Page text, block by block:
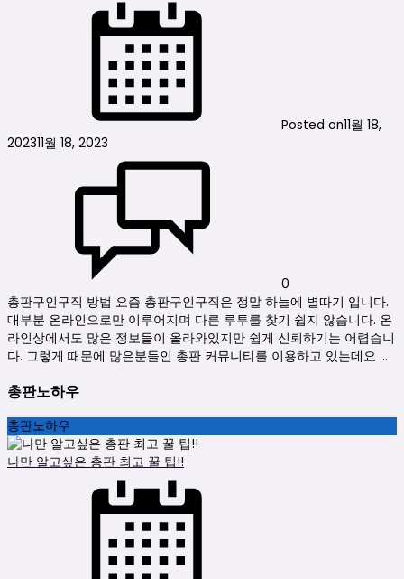
Posted on11월 18,
202311월 18, 2023
0
총판구인구직 방법 요즘 총판구인구직은 정말 하늘에 별따기 입니다.
대부분 온라인으로만 이루어지며 다른 루투를 찾기 쉽지 않습니다. 온
라인상에서도 많은 정보들이 올라와있지만 쉽게 신뢰하기는 어렵습니
다. 그렇게 때문에 많은분들인 총판 커뮤니티를 이용하고 있는데요 ...
총판노하우
총판노하우
나만 알고싶은 총판 최고 꿀 팁!!